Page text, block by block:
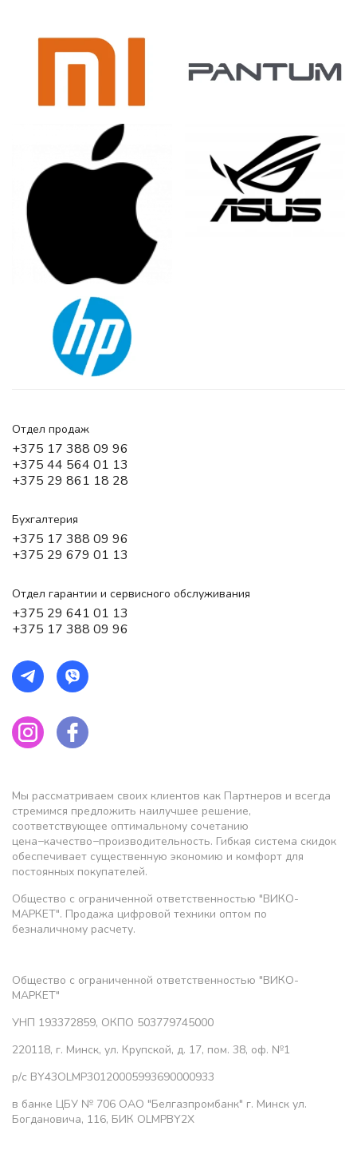
Отдел продаж
+375 17 388 09 96
+375 44 564 01 13
+375 29 861 18 28
Бухгалтерия
+375 17 388 09 96
+375 29 679 01 13
Отдел гарантии и сервисного обслуживания
+375 29 641 01 13
+375 17 388 09 96
Мы рассматриваем своих клиентов как Партнеров и всегда
стремимся предложить наилучшее решение,
соответствующее оптимальному сочетанию
цена−качество−производительность. Гибкая система скидок
обеспечивает существенную экономию и комфорт для
постоянных покупателей.
Общество с ограниченной ответственностью "ВИКО-
МАРКЕТ". Продажа цифровой техники оптом по
безналичному расчету.
Общество с ограниченной ответственностью "ВИКО-
МАРКЕТ"
УНП 193372859, ОКПО 503779745000
220118, г. Минск, ул. Крупской, д. 17, пом. 38, оф. №1
р/с BY43OLMP30120005993690000933
в банке ЦБУ № 706 ОАО "Белгазпромбанк" г. Минск ул.
Богдановича, 116, БИК OLMPBY2X